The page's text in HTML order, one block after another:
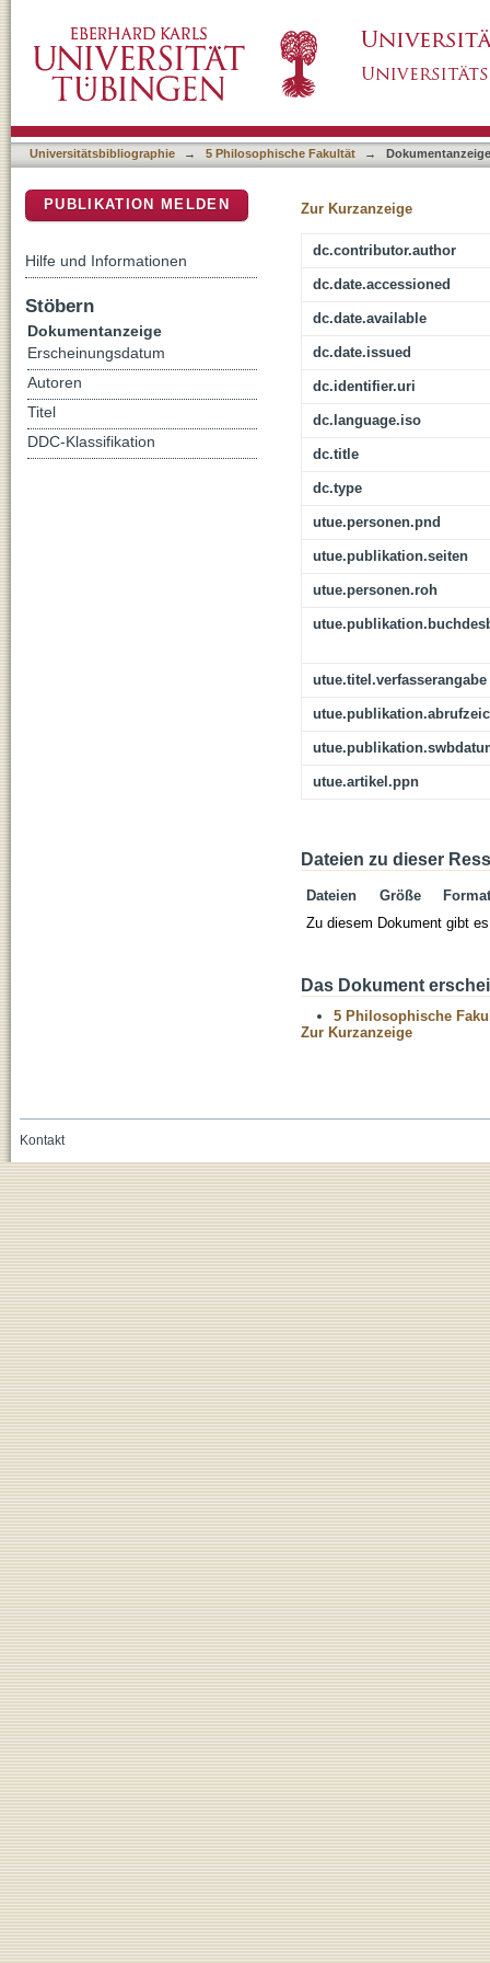
Universitätsbibliographie → 5 Philosophische Fakultät → Dokumentanzeige
Zur Kurzanzeige
dc.contributor.author
dc.date.accessioned
dc.date.available
dc.date.issued
dc.identifier.uri
dc.language.iso
dc.title
dc.type
utue.personen.pnd
utue.publikation.seiten
utue.personen.roh
utue.titel.verfasserangabe
utue.artikel.ppn
Dateien zu dieser
Dateien Größe
Format
Zu diesem Dokument gibt
Das Dokument
5 Philosophische
Zur Kurzanzeige
PUBLIKATION MELDEN
Hilfe und Informationen
Stöbern
Dokumentanzeige
Erscheinungsdatum
Autoren
Titel
DDC-Klassifikation
Kontakt